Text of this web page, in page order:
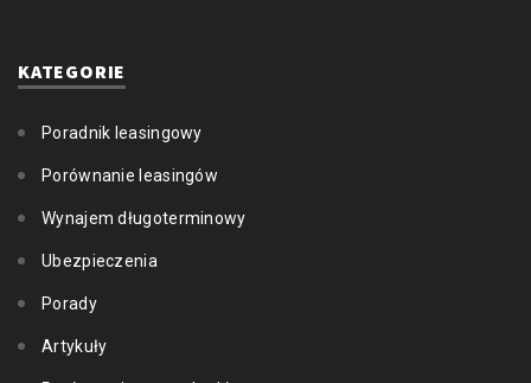
KATEGORIE
Poradnik leasingowy
Porównanie leasingów
Wynajem długoterminowy
Ubezpieczenia
Porady
Artykuły